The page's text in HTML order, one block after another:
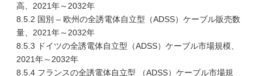
高、2021年～2032年
8.5.2 国別 – 欧州の全誘電体自立型（ADSS）ケーブル販売数
量、2021年～2032年
8.5.3 ドイツの全誘電体自立型（ADSS）ケーブル市場規模、
2021年～2032年
8.5.4 フランスの全誘電体自立型 （ADSS）ケーブル市場規